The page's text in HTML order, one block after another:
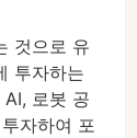
것으로 유
투자하는
로봇 공
자하여 포